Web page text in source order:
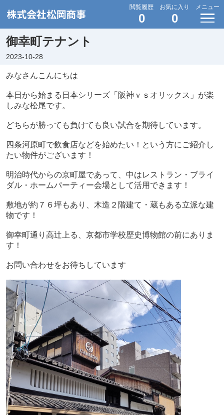
閲覧履歴
0
お気に入り
0
メニュー
御幸町テナント
2023-10-28
みなさんこんにちは
本日から始まる日本シリーズ「阪神ｖｓオリックス」が楽
しみな松尾です。
どちらが勝っても負けても良い試合を期待しています。
四条河原町で飲食店などを始めたい！という方にご紹介し
たい物件がございます！
明治時代からの京町屋であって、中はレストラン・ブライ
ダル・ホームパーティー会場として活用できます！
敷地が約７６坪もあり、木造２階建て・蔵もある立派な建
物です！
御幸町通り高辻上る、京都市学校歴史博物館の前にありま
す！
お問い合わせをお待ちしています